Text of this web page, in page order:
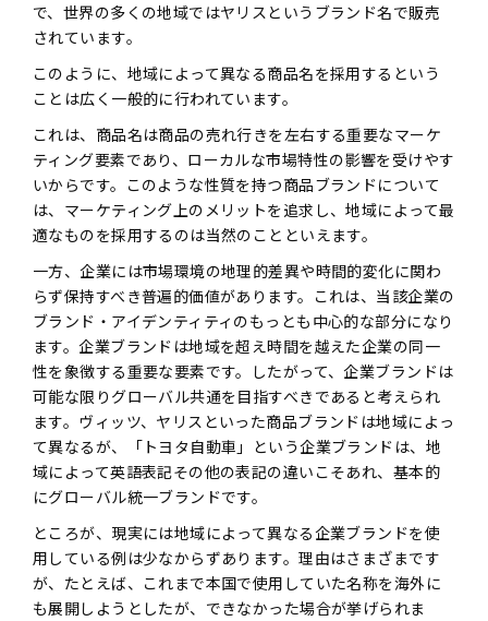
で、世界の多くの地域ではヤリスというブランド名で販売
されています。
このように、地域によって異なる商品名を採用するという
ことは広く一般的に行われています。
これは、商品名は商品の売れ行きを左右する重要なマーケ
ティング要素であり、ローカルな市場特性の影響を受けやす
いからです。このような性質を持つ商品ブランドについて
は、マーケティング上のメリットを追求し、地域によって最
適なものを採用するのは当然のことといえます。
一方、企業には市場環境の地理的差異や時間的変化に関わ
らず保持すべき普遍的価値があります。これは、当該企業の
ブランド・アイデンティティのもっとも中心的な部分になり
ます。企業ブランドは地域を超え時間を越えた企業の同一
性を象徴する重要な要素です。したがって、企業ブランドは
可能な限りグローバル共通を目指すべきであると考えられ
ます。ヴィッツ、ヤリスといった商品ブランドは地域によっ
て異なるが、「トヨタ自動車」という企業ブランドは、地
域によって英語表記その他の表記の違いこそあれ、基本的
にグローバル統一ブランドです。
ところが、現実には地域によって異なる企業ブランドを使
用している例は少なからずあります。理由はさまざまです
が、たとえば、これまで本国で使用していた名称を海外に
も展開しようとしたが、できなかった場合が挙げられま